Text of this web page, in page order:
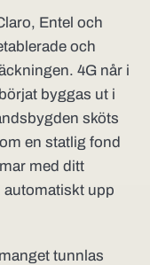
Entel och
och
4G når i
byggas ut i
sköts
en statlig fond
med ditt
automatiskt upp
tunnlas